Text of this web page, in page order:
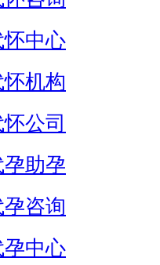
怀中心
机构
公司
孕助孕
咨询
孕中心